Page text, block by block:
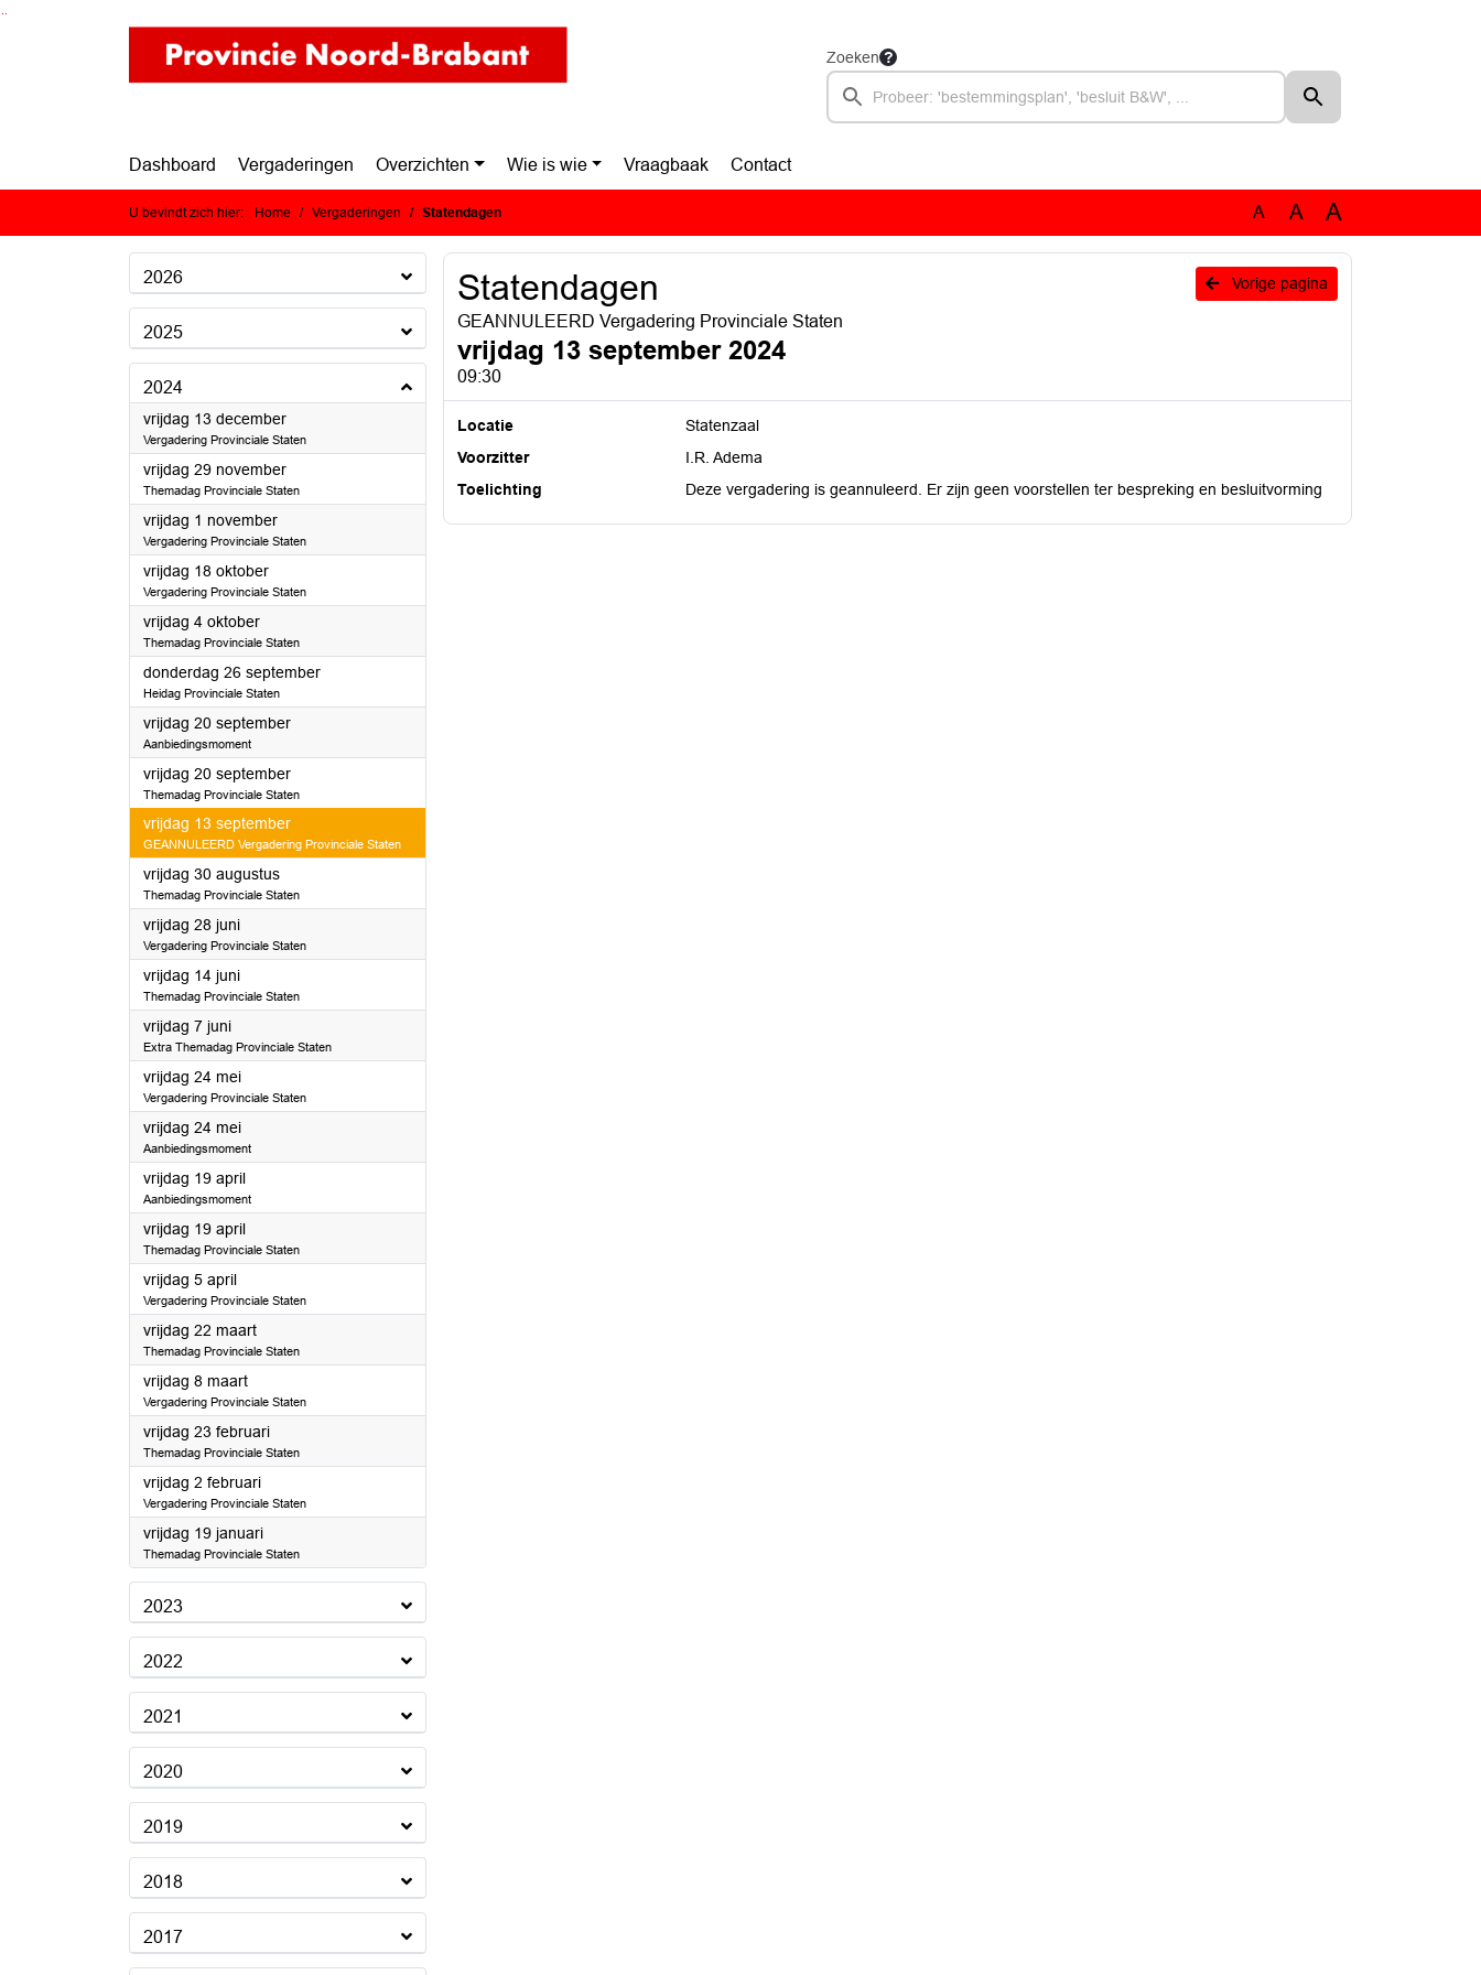
Ga naar de inhoud van deze pagina
Ga naar het zoeken
Ga naar het menu
Zoeken
Dashboard Vergaderingen Overzichten Wie is wie Vraagbaak Contact
U bevindt zich hier: Home Vergaderingen Statendagen A A A
2026
2025
2024
vrijdag 13 december2024
Vergadering Provinciale Staten
vrijdag 29 november2024
Themadag Provinciale Staten
vrijdag 1 november2024
Vergadering Provinciale Staten
vrijdag 18 oktober2024
Vergadering Provinciale Staten
vrijdag 4 oktober2024
Themadag Provinciale Staten
donderdag 26 september2024
Heidag Provinciale Staten
vrijdag 20 september2024
Aanbiedingsmoment
vrijdag 20 september2024
Themadag Provinciale Staten
vrijdag 13 september2024
GEANNULEERD Vergadering Provinciale Staten
vrijdag 30 augustus2024
Themadag Provinciale Staten
vrijdag 28 juni2024
Vergadering Provinciale Staten
vrijdag 14 juni2024
Themadag Provinciale Staten
vrijdag 7 juni2024
Extra Themadag Provinciale Staten
vrijdag 24 mei2024
Vergadering Provinciale Staten
vrijdag 24 mei2024
Aanbiedingsmoment
vrijdag 19 april2024
Aanbiedingsmoment
vrijdag 19 april2024
Themadag Provinciale Staten
vrijdag 5 april2024
Vergadering Provinciale Staten
vrijdag 22 maart2024
Themadag Provinciale Staten
vrijdag 8 maart2024
Vergadering Provinciale Staten
vrijdag 23 februari2024
Themadag Provinciale Staten
vrijdag 2 februari2024
Vergadering Provinciale Staten
vrijdag 19 januari2024
Themadag Provinciale Staten
2023
2022
2021
2020
2019
2018
2017
Vorige pagina
Statendagen
GEANNULEERD Vergadering Provinciale Staten
vrijdag 13 september 2024
09:30
Locatie
Statenzaal
Voorzitter
I.R. Adema
Toelichting
Deze vergadering is geannuleerd. Er zijn geen voorstellen ter bespreking en besluitvorming